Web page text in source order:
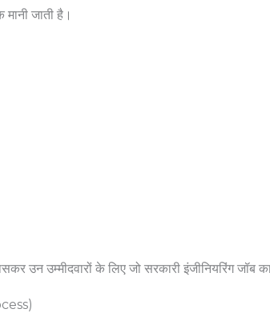
जाती है।
उन उम्मीदवारों के लिए जो सरकारी इंजीनियरिंग जॉब